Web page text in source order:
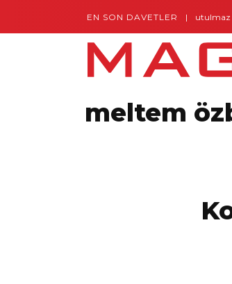
EN SON DAVETLER
Gaziantep’te Unutulmaz Bir
meltem